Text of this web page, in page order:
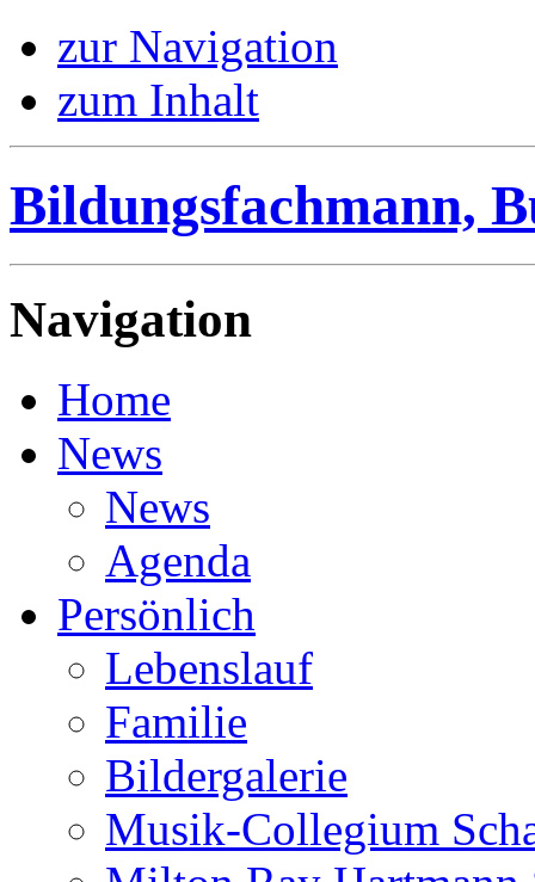
zur Navigation
zum Inhalt
Bildungsfachmann,
Navigation
Home
News
News
Agenda
Persönlich
Lebenslauf
Familie
Bildergalerie
Musik-Collegium